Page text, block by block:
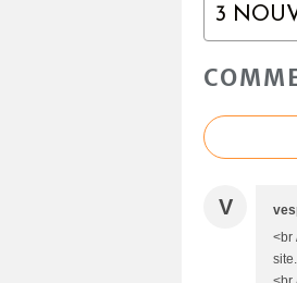
V
<br